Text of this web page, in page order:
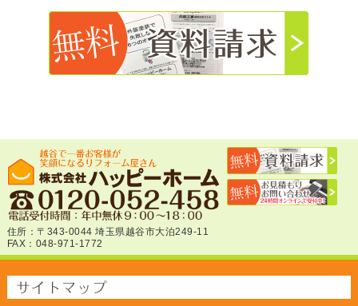
住所：〒343-0044 埼玉県越谷市大泊249-11
FAX：048-971-1772